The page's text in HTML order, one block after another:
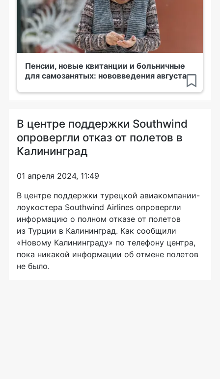
Пенсии, новые квитанции и больничные
для самозанятых: нововведения августа
В центре поддержки Southwind
опровергли отказ от полетов в
Калининград
01 апреля 2024, 11:49
В центре поддержки турецкой авиакомпании-
лоукостера Southwind Airlines опровергли
информацию о полном отказе от полетов
из Турции в Калининград. Как сообщили
«Новому Калининграду» по телефону центра,
пока никакой информации об отмене полетов
не было.